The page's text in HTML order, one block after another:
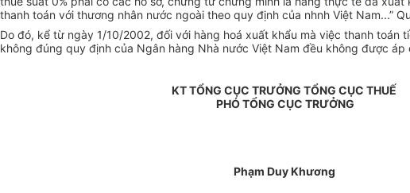
thanh toán với thương nhân nước ngoài theo quy định của nhnh Việt Nam...”
Do đó, kể từ ngày 1/10/2002, đối với hàng hoá xuất khẩu mà việc thanh
không đúng quy định của Ngân hàng Nhà nước Việt Nam đều không được áp
KT TỔNG CỤC TRƯỞNG TỔNG CỤC THUẾ
PHÓ TỔNG CỤC TRƯỞNG
Phạm Duy Khương